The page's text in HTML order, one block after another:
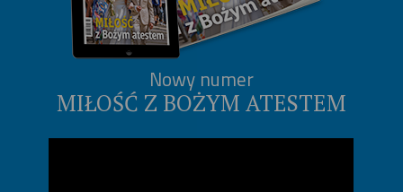
Nowy numer
MIŁOŚĆ Z BOŻYM ATESTEM